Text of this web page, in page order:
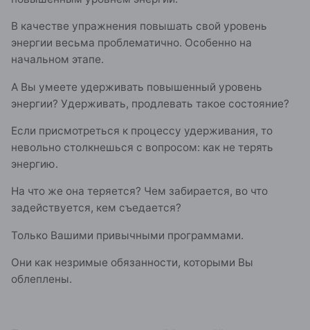
В качестве упражнения повышать свой уровень
энергии весьма проблематично. Особенно на
начальном этапе.
А Вы умеете удерживать повышенный уровень
энергии? Удерживать, продлевать такое состояние?
Если присмотреться к процессу удерживания, то
невольно столкнешься с вопросом: как не терять
энергию.
На что же она теряется? Чем забирается, во что
задействуется, кем съедается?
Только Вашими привычными программами.
Они как незримые обязанности, которыми Вы
облеплены.